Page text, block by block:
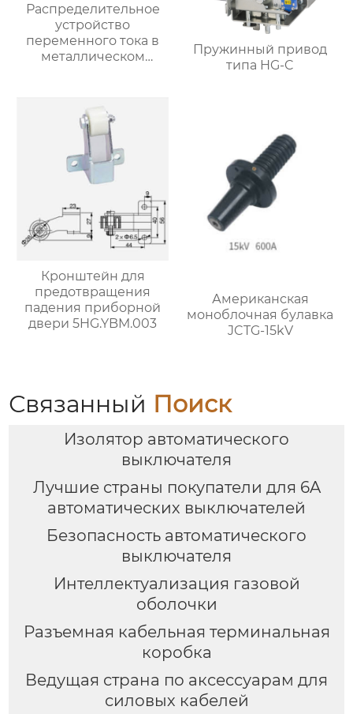
Распределительное
устройство
переменного тока в
металлическом
Пружинный привод
типа HG-C
Кронштейн для
предотвращения
падения приборной
двери 5HG.YBM.003
Американская
моноблочная булавка
JCTG-15kV
Связанный Поиск
Изолятор автоматического
выключателя
Лучшие страны покупатели для 6A
автоматических выключателей
Безопасность автоматического
выключателя
Интеллектуализация газовой
оболочки
Разъемная кабельная терминальная
коробка
Ведущая страна по аксессуарам для
силовых кабелей